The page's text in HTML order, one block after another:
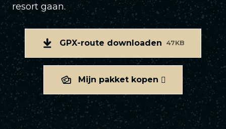
resort gaan.
GPX-route downloaden 47KB
Mijn pakket kopen